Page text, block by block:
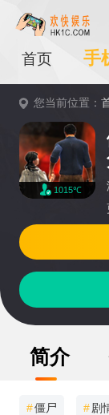
首页 手
您当前位置：
1015℃
简介
#僵尸 #剧